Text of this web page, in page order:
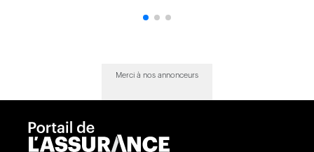
Merci à nos annonceurs